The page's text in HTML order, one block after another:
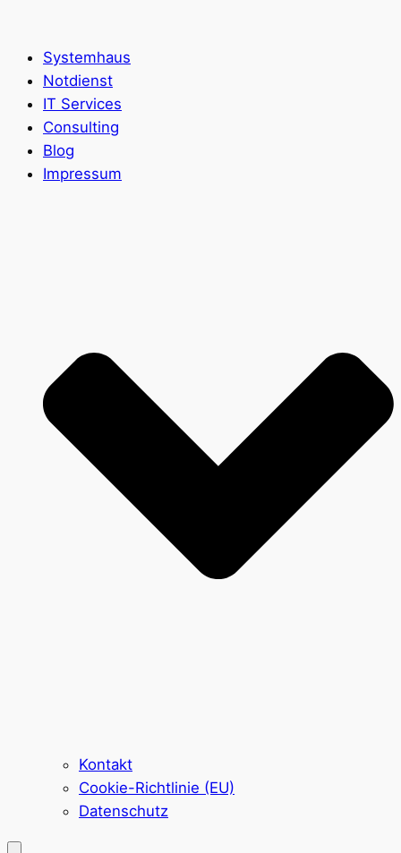
springenSystemhaus
Notdienst
IT Services
Consulting
Blog
Impressum
Kontakt
Cookie-Richtlinie (EU)
Datenschutz